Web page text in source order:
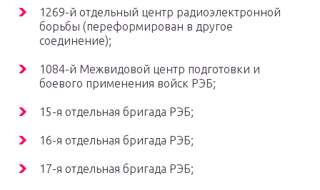
1269-й отдельный центр радиоэлектронной
борьбы (переформирован в другое
соединение);
1084-й Межвидовой центр подготовки и
боевого применения войск РЭБ;
15-я отдельная бригада РЭБ;
16-я отдельная бригада РЭБ;
17-я отдельная бригада РЭБ;